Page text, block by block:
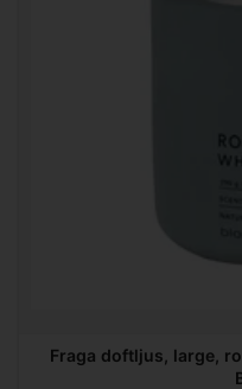
Fraga doftljus, large,